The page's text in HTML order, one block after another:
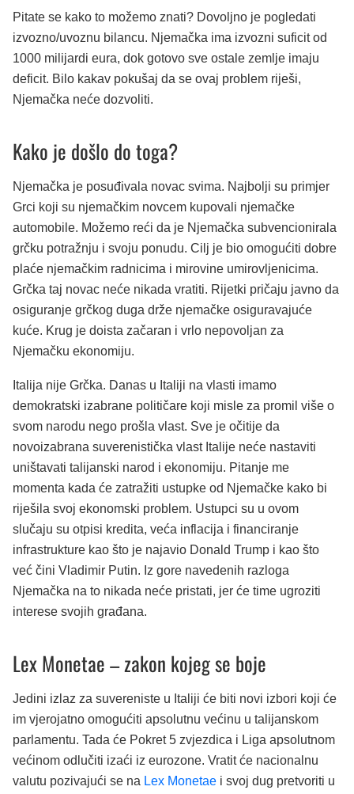
Pitate se kako to možemo znati? Dovoljno je pogledati
izvozno/uvoznu bilancu. Njemačka ima izvozni suficit od
1000 milijardi eura, dok gotovo sve ostale zemlje imaju
deficit. Bilo kakav pokušaj da se ovaj problem riješi,
Njemačka neće dozvoliti.
Kako je došlo do toga?
Njemačka je posuđivala novac svima. Najbolji su primjer
Grci koji su njemačkim novcem kupovali njemačke
automobile. Možemo reći da je Njemačka subvencionirala
grčku potražnju i svoju ponudu. Cilj je bio omogućiti dobre
plaće njemačkim radnicima i mirovine umirovljenicima.
Grčka taj novac neće nikada vratiti. Rijetki pričaju javno da
osiguranje grčkog duga drže njemačke osiguravajuće
kuće. Krug je doista začaran i vrlo nepovoljan za
Njemačku ekonomiju.
Italija nije Grčka. Danas u Italiji na vlasti imamo
demokratski izabrane političare koji misle za promil više o
svom narodu nego prošla vlast. Sve je očitije da
novoizabrana suverenistička vlast Italije neće nastaviti
uništavati talijanski narod i ekonomiju. Pitanje me
momenta kada će zatražiti ustupke od Njemačke kako bi
riješila svoj ekonomski problem. Ustupci su u ovom
slučaju su otpisi kredita, veća inflacija i financiranje
infrastrukture kao što je najavio Donald Trump i kao što
već čini Vladimir Putin. Iz gore navedenih razloga
Njemačka na to nikada neće pristati, jer će time ugroziti
interese svojih građana.
Lex Monetae – zakon kojeg se boje
Jedini izlaz za suvereniste u Italiji će biti novi izbori koji će
im vjerojatno omogućiti apsolutnu većinu u talijanskom
parlamentu. Tada će Pokret 5 zvjezdica i Liga apsolutnom
većinom odlučiti izaći iz eurozone. Vratit će nacionalnu
valutu pozivajući se na Lex Monetae i svoj dug pretvoriti u